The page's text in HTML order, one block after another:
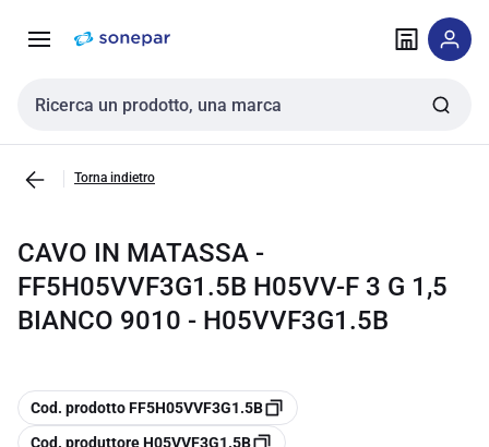
navigazione alla
Cerca input
Torna indietro
CAVO IN MATASSA -
FF5H05VVF3G1.5B H05VV-F 3 G 1,5
BIANCO 9010 - H05VVF3G1.5B
copia
Cod. prodotto FF5H05VVF3G1.5B
copia
Cod. produttore H05VVF3G1.5B